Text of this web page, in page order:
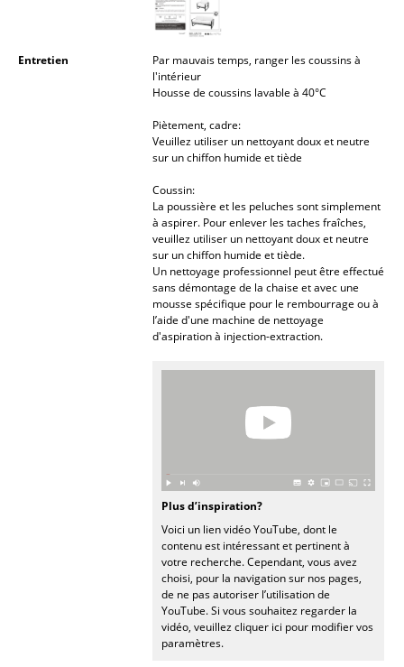
Lits empilables
Tables de chevet et Accessoires de lit
Figurines & Miniatures
... voir tous les accessoires
Entretien
Par mauvais temps, ranger les coussins à
l'intérieur
Housse de coussins lavable à 40°C
Piètement, cadre:
Veuillez utiliser un nettoyant doux et neutre
sur un chiffon humide et tiède
Coussin:
La poussière et les peluches sont simplement
à aspirer. Pour enlever les taches fraîches,
veuillez utiliser un nettoyant doux et neutre
sur un chiffon humide et tiède.
Un nettoyage professionnel peut être effectué
sans démontage de la chaise et avec une
mousse spécifique pour le rembourrage ou à
l’aide d'une machine de nettoyage
d'aspiration à injection-extraction.
Plus d’inspiration?
Voici un lien vidéo YouTube, dont le
contenu est intéressant et pertinent à
votre recherche. Cependant, vous avez
choisi, pour la navigation sur nos pages,
de ne pas autoriser l’utilisation de
YouTube. Si vous souhaitez regarder la
vidéo, veuillez cliquer ici pour modifier vos
paramètres.